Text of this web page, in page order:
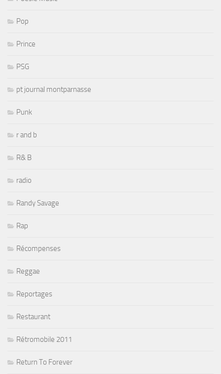
Pop
Prince
PSG
pt journal montparnasse
Punk
r and b
R& B
radio
Randy Savage
Rap
Récompenses
Reggae
Reportages
Restaurant
Rétromobile 2011
Return To Forever